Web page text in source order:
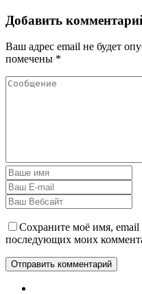
Добавить
Ваш адрес email не будет
помечены *
Сохраните моё имя, email
последующих моих